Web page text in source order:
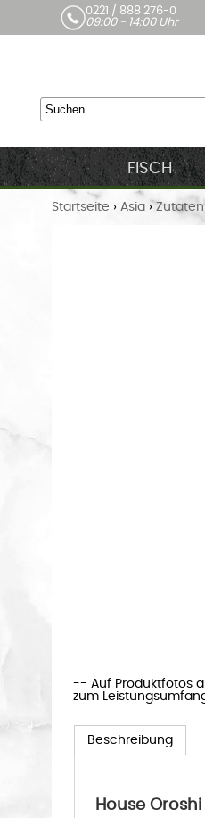
0221 / 888 276-0
09:00 - 14:00 Uhr
FISCH
Startseite › Asia › Zutaten
-- Auf Produktfotos
zum
Beschreibung
House